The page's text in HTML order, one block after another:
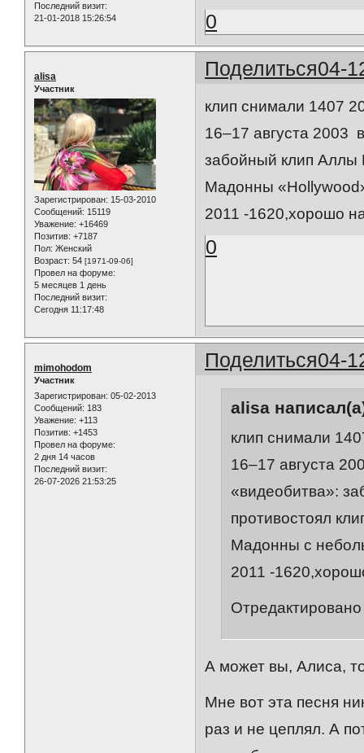
Последний визит:
21-01-2018 15:26:54
0
Поделиться04-
alisa
Участник
Зарегистрирован: 15-03-2010
Сообщений: 15119
Уважение: +16469
Позитив: +7187
Пол: Женский
Возраст: 54 [1971-09-06]
Провел на форуме:
5 месяцев 1 день
Последний визит:
Сегодня 11:17:48
клип снимали 1407
16–17 августа 2003
забойный клип Аллы
Мадонны
2011 -1620,хорошо
0
Поделиться04-
mimohodom
Участник
Зарегистрирован: 05-02-2013
Сообщений: 183
Уважение: +113
Позитив: +1453
Провел на форуме:
2 дня 14 часов
Последний визит:
26-07-2026 21:53:25
alisa
клип снимали
16–17 августа
«видеобитва»:
противостоял
Мадонны с
2011 -
А может вы, Алиса,
Мне вот эта песня
раз и не цеплял. А